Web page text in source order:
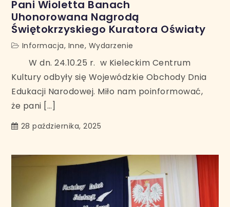
Pani Wioletta Banach
Uhonorowana Nagrodą
Świętokrzyskiego Kuratora Oświaty
Informacja, Inne, Wydarzenie
W dn. 24.10.25 r. w Kieleckim Centrum
Kultury odbyły się Wojewódzkie Obchody Dnia
Edukacji Narodowej. Miło nam poinformować,
że pani […]
28 października, 2025